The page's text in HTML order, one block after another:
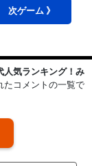
次ゲーム 》
人気ランキング！み
たコメントの一覧で